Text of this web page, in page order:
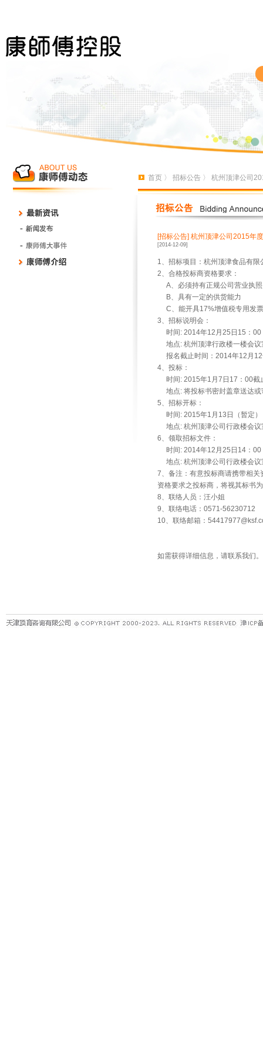
首页 〉 招标公告 〉 杭州顶津公司
[招标公告] 杭州顶津公司2015年
[2014-12-09]
1、招标项目：杭州顶津食品有
2、合格投标商资格要求：
A、必须持有正规公司营业执
B、具有一定的供货能力
C、能开具17%增值税专用发
3、招标说明会：
时间: 2014年12月25日15：00
地点: 杭州顶津行政楼一楼会议
报名截止时间：2014年12月
4、投标：
时间: 2015年1月7日17：00截
地点: 将投标书密封盖章送达或
5、招标开标：
时间: 2015年1月13日（暂定）
地点: 杭州顶津公司行政楼会议
6、领取招标文件：
时间: 2014年12月25日14：00
地点: 杭州顶津公司行政楼会议
7、备注：有意投标商请携带相
资格要求之投标商，将视其标书
8、联络人员：汪小姐
9、联络电话：0571-56230712
10、联络邮箱：
如需获得详细信息，请联系我们。